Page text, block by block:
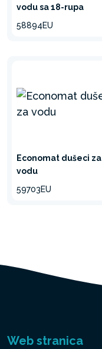
vodu sa 18-rupa
58894EU
Economat dušeci za
vodu
59703EU
Web stranica